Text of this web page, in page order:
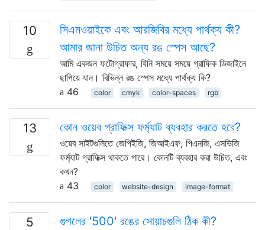
10
সিএমওয়াইকে এবং আরজিবির মধ্যে পার্থক্য কী?
আমার জানা উচিত অন্য রঙ স্পেস আছে?
আমি একজন ফটোগ্রাফার, যিনি সময়ে সময়ে গ্রাফিক ডিজাইনে
ছাপিয়ে যান। বিভিন্ন রঙ স্পেস মধ্যে পার্থক্য কি?
46
color cmyk color-spaces rgb
13 কোন ওয়েব গ্রাফিক্স ফর্ম্যাট ব্যবহার করতে হবে?
ওয়েব সাইটগুলিতে জেপিইজি, জিআইএফ, পিএনজি, এসভিজি
ফর্ম্যাট গ্রাফিক্স থাকতে পারে। কোনটি ব্যবহার করা উচিত, এবং
কখন?
43
color website-design image-format
5 গুগলের '500' রঙের সোয়াচগুলি ঠিক কী?